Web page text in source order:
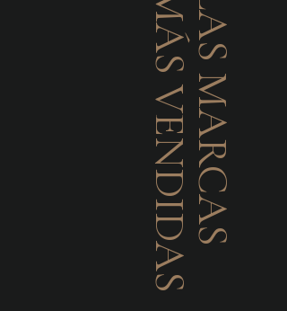
LAS MARCAS
MÁS VENDIDAS